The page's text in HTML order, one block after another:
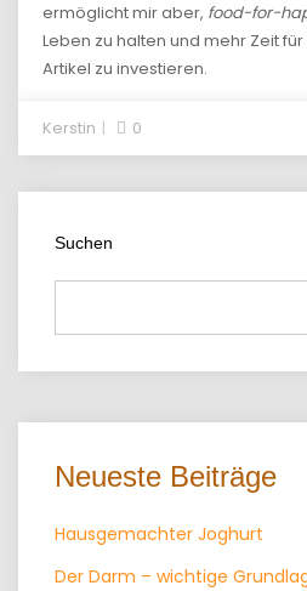
ermöglicht mir aber, food-for-
Leben zu halten und mehr Zeit
Artikel zu investieren.
Kerstin 0
Suchen
Neueste Beiträge
Hausgemachter Joghurt
Der Darm – wichtige